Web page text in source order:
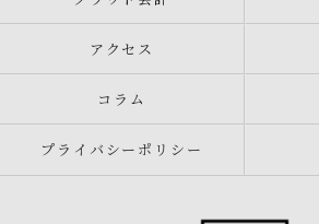
アクセス
コラム
プライバシーポリシー